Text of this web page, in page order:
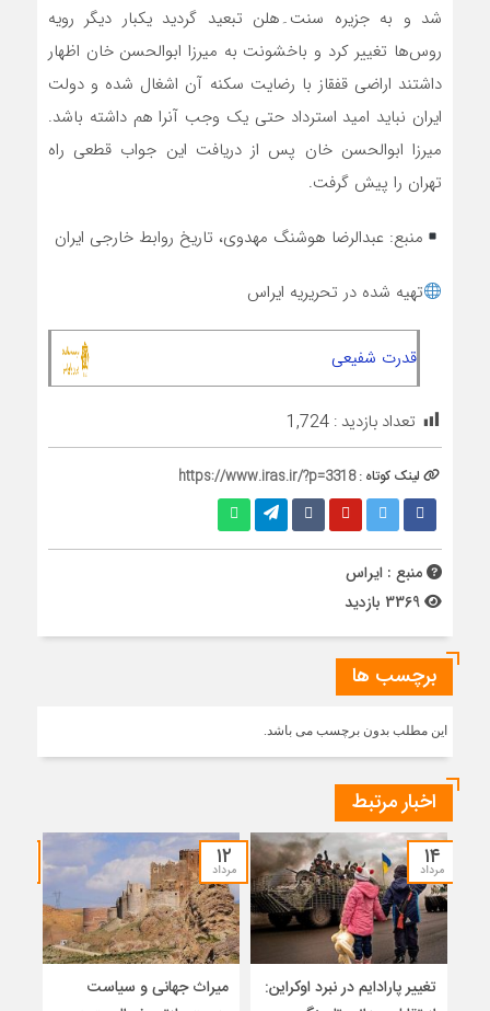
شد و به جزیره سنت۔هلن تبعید گردید یکبار دیگر رویه
روس‌ها تغییر کرد و باخشونت به میرزا ابوالحسن خان اظهار
داشتند اراضی قفقاز با رضایت سکنه آن اشغال شده و دولت
ایران نباید امید استرداد حتی یک وجب آنرا هم داشته باشد.
میرزا ابوالحسن خان پس از دریافت این جواب قطعی راه
تهران را پیش گرفت.
منبع: عبدالرضا هوشنگ مهدوی، تاریخ روابط خارجی ایران
تهیه شده در تحریریه ایراس
قدرت شفیعی
تعداد بازدید : 1,724
لینک کوتاه :https://www.iras.ir/?p=3318
منبع : ایراس
برچسب ها
این مطلب بدون برچسب می باشد.
اخبار مرتبط
۱۴
مرداد
تغییر پارادایم در نبرد اوکراین:
۱۲
مرداد
میراث جهانی و سیاست